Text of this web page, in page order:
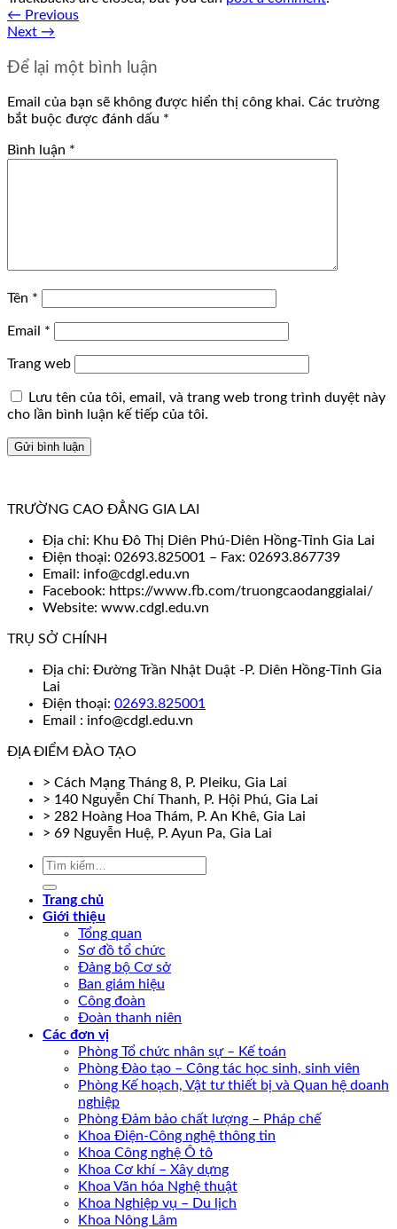
← Previous
Next →
Để lại một bình luận
Email của bạn sẽ không được hiển thị công khai. Các trường
bắt buộc được đánh dấu *
Bình luận *
Tên *
Email *
Trang web
Lưu tên của tôi, email, và trang web trong trình duyệt này
cho lần bình luận kế tiếp của tôi.
TRƯỜNG CAO ĐẲNG GIA LAI
Địa chỉ: Khu Đô Thị Diên Phú-Diên Hồng-Tỉnh Gia Lai
Điện thoại: 02693.825001 – Fax: 02693.867739
Email: info@cdgl.edu.vn
Facebook: https://www.fb.com/truongcaodanggialai/
Website: www.cdgl.edu.vn
TRỤ SỞ CHÍNH
Địa chỉ: Đường Trần Nhật Duật -P. Diên Hồng-Tỉnh Gia
Lai
Điện thoại: 02693.825001
Email : info@cdgl.edu.vn
ĐỊA ĐIỂM ĐÀO TẠO
> Cách Mạng Tháng 8, P. Pleiku, Gia Lai
> 140 Nguyễn Chí Thanh, P. Hội Phú, Gia Lai
> 282 Hoàng Hoa Thám, P. An Khê, Gia Lai
> 69 Nguyễn Huệ, P. Ayun Pa, Gia Lai
Trang chủ
Giới thiệu
Tổng quan
Sơ đồ tổ chức
Đảng bộ Cơ sở
Ban giám hiệu
Công đoàn
Đoàn thanh niên
Các đơn vị
Phòng Tổ chức nhân sự – Kế toán
Phòng Đào tạo – Công tác học sinh, sinh viên
Phòng Kế hoạch, Vật tư thiết bị và Quan hệ doanh
nghiệp
Phòng Đảm bảo chất lượng – Pháp chế
Khoa Điện-Công nghệ thông tin
Khoa Công nghệ Ô tô
Khoa Cơ khí – Xây dựng
Khoa Văn hóa Nghệ thuật
Khoa Nghiệp vụ – Du lịch
Khoa Nông Lâm